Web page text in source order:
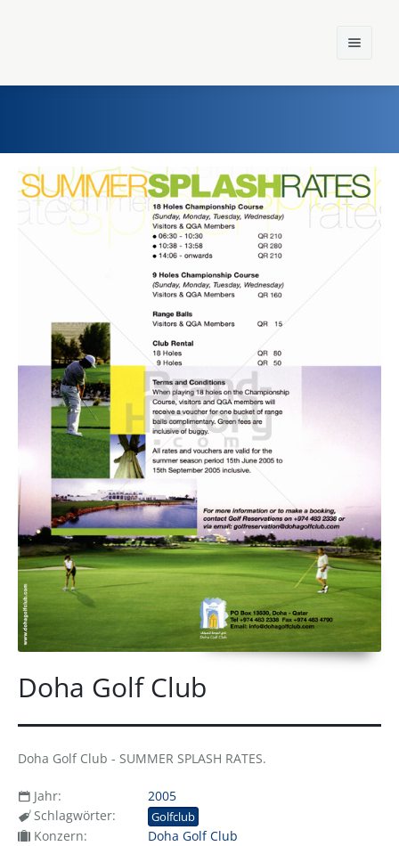
Home
Einst und Heute
Epoche
Doha Golf Club
Doha Golf Club - SUMMER SPLASH RATES.
Jahr:
2005
Schlagwörter:
Golfclub
Konzern:
Doha Golf Club